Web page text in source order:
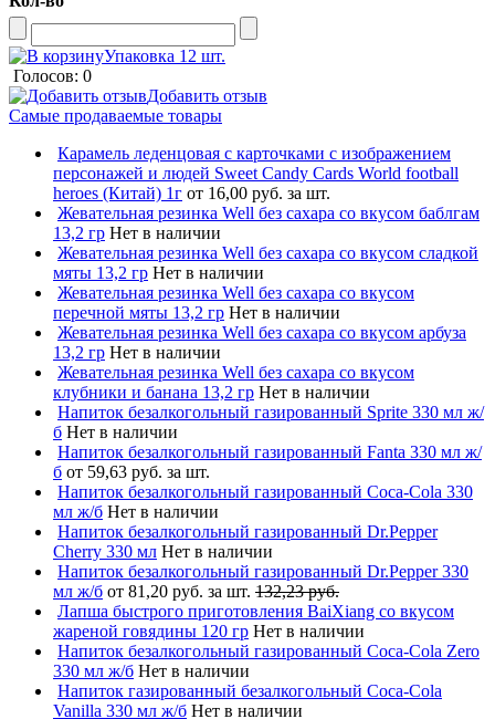
Упаковка 12 шт.
Голосов: 0
Добавить отзыв
Самые продаваемые товары
Карамель леденцовая с карточками с изображением
персонажей и людей Sweet Candy Cards World football
heroes (Китай) 1г от 16,00 руб. за шт.
Жевательная резинка Well без сахара со вкусом баблгам
13,2 гр Нет в наличии
Жевательная резинка Well без сахара со вкусом сладкой
мяты 13,2 гр Нет в наличии
Жевательная резинка Well без сахара со вкусом
перечной мяты 13,2 гр Нет в наличии
Жевательная резинка Well без сахара со вкусом арбуза
13,2 гр Нет в наличии
Жевательная резинка Well без сахара со вкусом
клубники и банана 13,2 гр Нет в наличии
Напиток безалкогольный газированный Sprite 330 мл ж/
б Нет в наличии
Напиток безалкогольный газированный Fanta 330 мл ж/
б от 59,63 руб. за шт.
Напиток безалкогольный газированный Coca-Cola 330
мл ж/б Нет в наличии
Напиток безалкогольный газированный Dr.Pepper
Cherry 330 мл Нет в наличии
Напиток безалкогольный газированный Dr.Pepper 330
мл ж/б от 81,20 руб. за шт. 132,23 руб.
Лапша быстрого приготовления BaiXiang со вкусом
жареной говядины 120 гр Нет в наличии
Напиток безалкогольный газированный Coca-Cola Zero
330 мл ж/б Нет в наличии
Напиток газированный безалкогольный Coca-Cola
Vanilla 330 мл ж/б Нет в наличии